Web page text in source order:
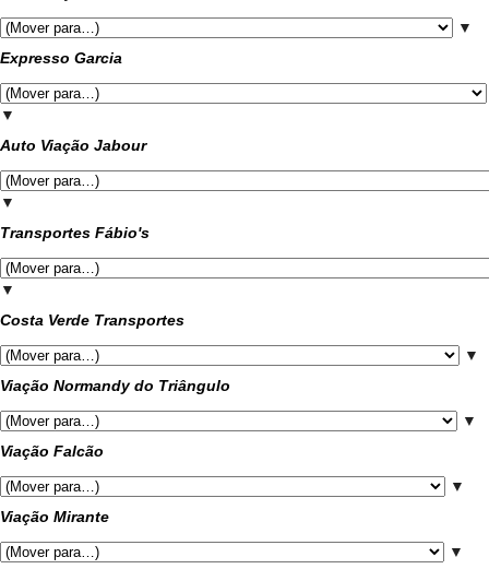
▼
Expresso Garcia
▼
Auto Viação Jabour
▼
Transportes Fábio's
▼
Costa Verde Transportes
▼
Viação Normandy do Triângulo
▼
Viação Falcão
▼
Viação Mirante
▼